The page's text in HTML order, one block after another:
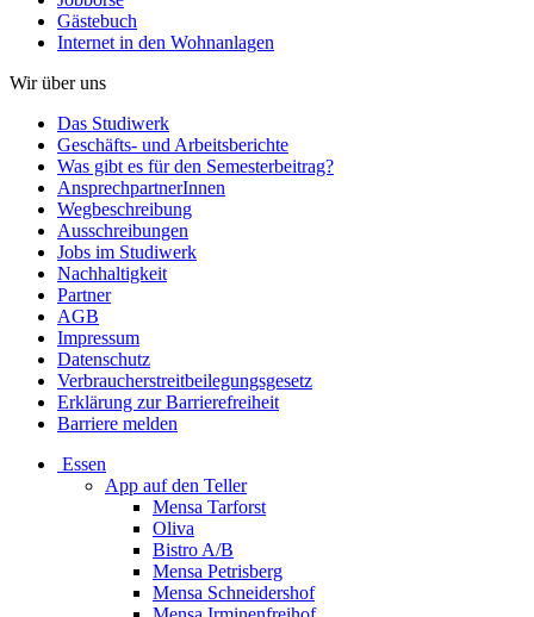
Gästebuch
Internet in den Wohnanlagen
Wir über uns
Das Studiwerk
Geschäfts- und Arbeitsberichte
Was gibt es für den Semesterbeitrag?
AnsprechpartnerInnen
Wegbeschreibung
Ausschreibungen
Jobs im Studiwerk
Nachhaltigkeit
Partner
AGB
Impressum
Datenschutz
Verbraucherstreitbeilegungsgesetz
Erklärung zur Barrierefreiheit
Barriere melden
Essen
App auf den Teller
Mensa Tarforst
Oliva
Bistro A/B
Mensa Petrisberg
Mensa Schneidershof